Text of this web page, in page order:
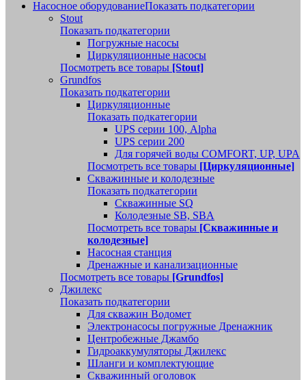
Насосное оборудованиеПоказать подкатегории
Stout
Показать подкатегории
Погружные насосы
Циркуляционные насосы
Посмотреть все товары [Stout]
Grundfos
Показать подкатегории
Циркуляционные
Показать подкатегории
UPS серии 100, Alpha
UPS серии 200
Для горячей воды COMFORT, UP, UPA
Посмотреть все товары [Циркуляционные]
Скважинные и колодезные
Показать подкатегории
Скважинные SQ
Колодезные SB, SBA
Посмотреть все товары [Скважинные и
колодезные]
Насосная станция
Дренажные и канализационные
Посмотреть все товары [Grundfos]
Джилекс
Показать подкатегории
Для скважин Водомет
Электронасосы погружные Дренажник
Центробежные Джамбо
Гидроаккумуляторы Джилекс
Шланги и комплектующие
Скважинный оголовок